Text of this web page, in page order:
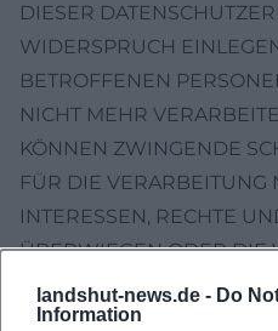
landshut-news.de - Do
Information
DIESER
WIDERSPRUCH
BETROFFENEN
NICHT MEHR
KÖNNEN ZWINGENDE
FÜR DIE VERARBEITUNG
INTERESSEN, RECHTE
ÜBERWIEGEN ODER DIE
DER
VERTEIDIGUNG VON